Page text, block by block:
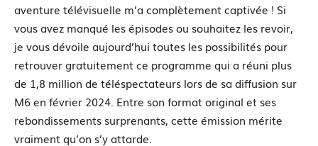
aventure télévisuelle m’a complètement captivée ! Si
vous avez manqué les épisodes ou souhaitez les revoir,
je vous dévoile aujourd’hui toutes les possibilités pour
retrouver gratuitement ce programme qui a réuni plus
de 1,8 million de téléspectateurs lors de sa diffusion sur
M6 en février 2024. Entre son format original et ses
rebondissements surprenants, cette émission mérite
vraiment qu’on s’y attarde.